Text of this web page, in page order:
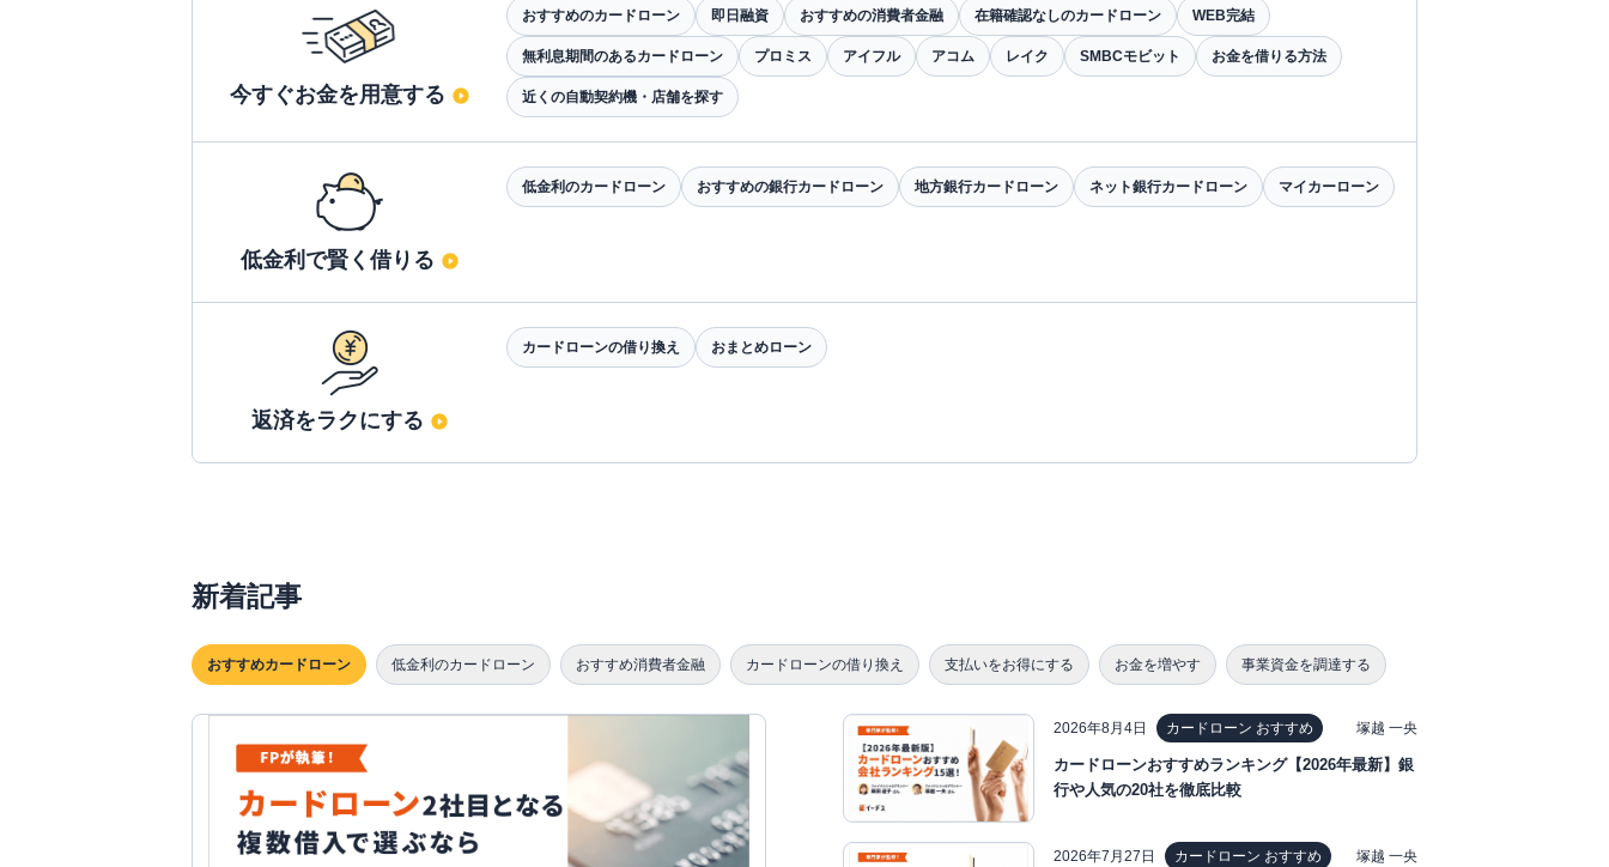
今すぐお金を用意する
おすすめのカードローン 即日融資 おすすめの消費者金融 在籍確認なしのカードローン WEB完結
無利息期間のあるカードローン プロミス アイフル アコム レイク SMBCモビット お金を借りる方法
近くの自動契約機・店舗を探す
低金利で賢く借りる
低金利のカードローン おすすめの銀行カードローン 地方銀行カードローン ネット銀行カードローン マイカーローン
返済をラクにする
カードローンの借り換え おまとめローン
新着記事
おすすめカードローン 低金利のカードローン おすすめ消費者金融 カードローンの借り換え 支払いをお得にする お金を増やす 事業資金を調達する
2026年8月4日 カードローン おすすめ 塚越 一央
カードローンおすすめランキング【2026年最新】銀
行や人気の20社を徹底比較
2026年7月27日 カードローン おすすめ 塚越 一央